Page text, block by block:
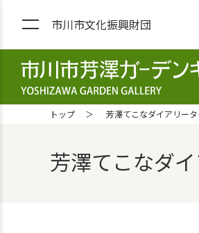
市川市文化振興財団
市川市芳澤ガーデ
トップ 芳澤てこなダイアリー
芳澤てこなダ